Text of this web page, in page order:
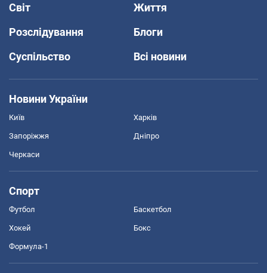
Світ
Життя
Розслідування
Блоги
Суспільство
Всі новини
Новини України
Київ Харків
Запоріжжя Дніпро
Черкаси
Спорт
Футбол Баскетбол
Хокей Бокс
Формула-1